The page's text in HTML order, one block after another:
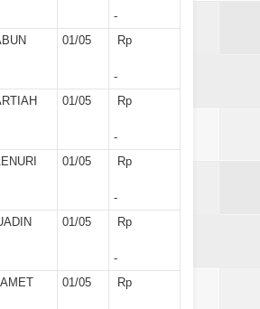
-
01/05 Rp
-
01/05 Rp
-
01/05 Rp
-
01/05 Rp
-
01/05 Rp